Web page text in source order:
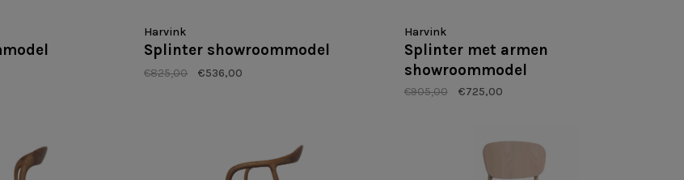
Harvink
Splinter showroommodel
€825,00 €536,00
Harvink
Splinter met armen
showroommodel
€905,00 €725,00